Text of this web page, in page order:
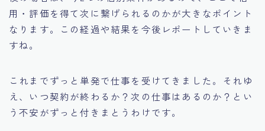
用・評価を得て次に繋げられるのかが大きなポイント
なります。この経過や結果を今後レポートしていきま
すね。
これまでずっと単発で仕事を受けてきました。それゆ
え、いつ契約が終わるか？次の仕事はあるのか？とい
う不安がずっと付きまとうわけです。